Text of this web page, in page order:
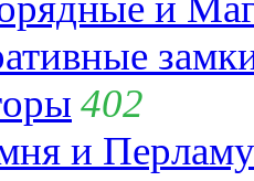
402
и